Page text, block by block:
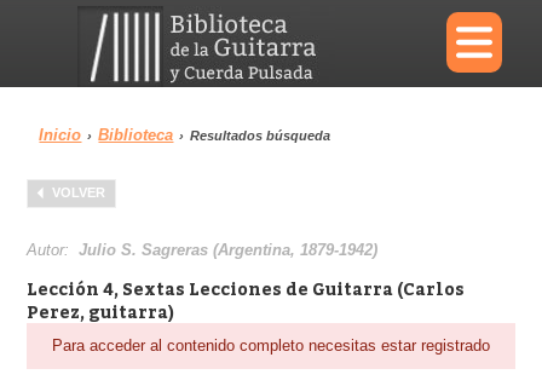
×
Menu
Biblioteca Diccionario
Área personal Reproductor
Inicio › Biblioteca › Resultados búsqueda
VOLVER
Autor:Julio S. Sagreras (Argentina, 1879-1942)
Lección 4, Sextas Lecciones de Guitarra (Carlos
Perez, guitarra)
Para acceder al contenido completo necesitas estar registrado